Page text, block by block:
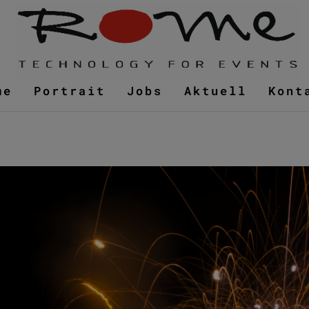
Portrait Jobs Aktuell